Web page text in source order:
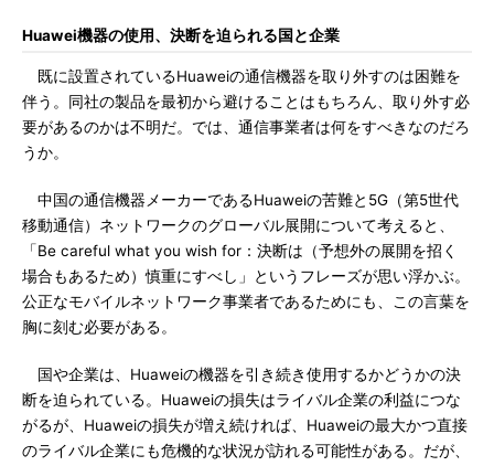
Huawei機器の使用、決断を迫られる国と企業
既に設置されているHuaweiの通信機器を取り外すのは困難を
伴う。同社の製品を最初から避けることはもちろん、取り外す必
要があるのかは不明だ。では、通信事業者は何をすべきなのだろ
うか。
中国の通信機器メーカーであるHuaweiの苦難と5G（第5世代
移動通信）ネットワークのグローバル展開について考えると、
「Be careful what you wish for：決断は（予想外の展開を招く
場合もあるため）慎重にすべし」というフレーズが思い浮かぶ。
公正なモバイルネットワーク事業者であるためにも、この言葉を
胸に刻む必要がある。
国や企業は、Huaweiの機器を引き続き使用するかどうかの決
断を迫られている。Huaweiの損失はライバル企業の利益につな
がるが、Huaweiの損失が増え続ければ、Huaweiの最大かつ直接
のライバル企業にも危機的な状況が訪れる可能性がある。だが、